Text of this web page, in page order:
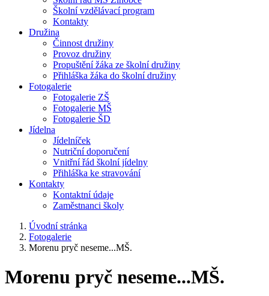
Školní vzdělávací program
Kontakty
Družina
Činnost družiny
Provoz družiny
Propuštění žáka ze školní družiny
Přihláška žáka do školní družiny
Fotogalerie
Fotogalerie ZŠ
Fotogalerie MŠ
Fotogalerie ŠD
Jídelna
Jídelníček
Nutriční doporučení
Vnitřní řád školní jídelny
Přihláška ke stravování
Kontakty
Kontaktní údaje
Zaměstnanci školy
Úvodní stránka
Fotogalerie
Morenu pryč neseme...MŠ.
Morenu pryč neseme...MŠ.